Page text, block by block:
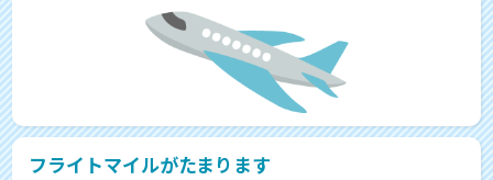
フライトマイルがたまります